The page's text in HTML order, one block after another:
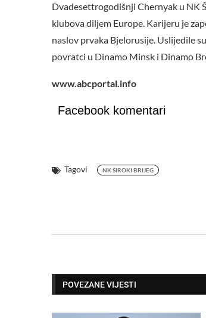
Dvadesettrogodišnji Chernyak u NK
klubova diljem Europe. Karijeru je
naslov prvaka Bjelorusije. Uslijedile
povratci u Dinamo Minsk i Dinamo
www.abcportal.info
Facebook komentari
Tagovi NK ŠIROKI BRIJEG
POVEZANE VIJESTI